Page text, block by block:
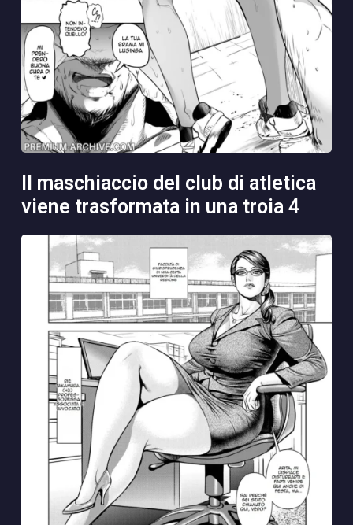
il maschiaccio del club di atletica
viene trasformata in una troia 4